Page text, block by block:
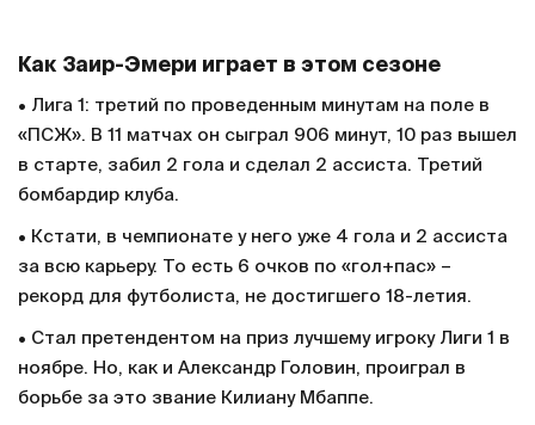
Как Заир-Эмери играет в этом сезоне
• Лига 1: третий по проведенным минутам на поле в
«ПСЖ». В 11 матчах он сыграл 906 минут, 10 раз вышел
в старте, забил 2 гола и сделал 2 ассиста. Третий
бомбардир клуба.
• Кстати, в чемпионате у него уже 4 гола и 2 ассиста
за всю карьеру. То есть 6 очков по «гол+пас» –
рекорд для футболиста, не достигшего 18-летия.
• Стал претендентом на приз лучшему игроку Лиги 1 в
ноябре. Но, как и Александр Головин, проиграл в
борьбе за это звание Килиану Мбаппе.